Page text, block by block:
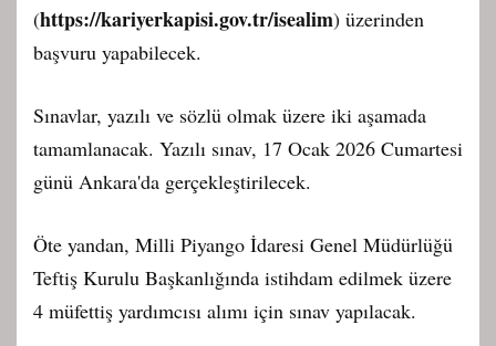
(https://kariyerkapisi.gov.tr/isealim) üzerinden
başvuru yapabilecek.
Sınavlar, yazılı ve sözlü olmak üzere iki aşamada
tamamlanacak. Yazılı sınav, 17 Ocak 2026 Cumartesi
günü Ankara'da gerçekleştirilecek.
Öte yandan, Milli Piyango İdaresi Genel Müdürlüğü
Teftiş Kurulu Başkanlığında istihdam edilmek üzere
4 müfettiş yardımcısı alımı için sınav yapılacak.